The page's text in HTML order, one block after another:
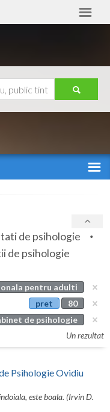
de psihologie
de psihologie
pentru adulti
pret
80
de psihologie
Un rezultat
Psihologie Ovidiu
este boala. (Irvin D.